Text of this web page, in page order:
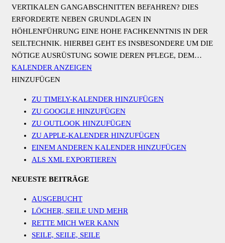
VERTIKALEN GANGABSCHNITTEN BEFAHREN? DIES
ERFORDERTE NEBEN GRUNDLAGEN IN
HÖHLENFÜHRUNG EINE HOHE FACHKENNTNIS IN DER
SEILTECHNIK. HIERBEI GEHT ES INSBESONDERE UM DIE
NÖTIGE AUSRÜSTUNG SOWIE DEREN PFLEGE, DEM…
KALENDER ANZEIGEN
HINZUFÜGEN
ZU TIMELY-KALENDER HINZUFÜGEN
ZU GOOGLE HINZUFÜGEN
ZU OUTLOOK HINZUFÜGEN
ZU APPLE-KALENDER HINZUFÜGEN
EINEM ANDEREN KALENDER HINZUFÜGEN
ALS XML EXPORTIEREN
NEUESTE BEITRÄGE
AUSGEBUCHT
LÖCHER, SEILE UND MEHR
RETTE MICH WER KANN
SEILE, SEILE, SEILE